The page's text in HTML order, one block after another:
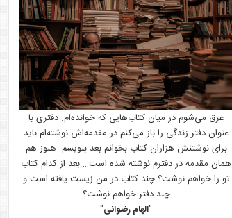
غرق می‌شوم در میان کتاب‌هایی که خوانده‌ام. دفتری با
عنوان دفتر زندگی را باز می‌کنم در مقدمه‌اش نوشته‌ام باید
برای نوشتنش هزاران کتاب بخوانم بعد بنویسم. هنوز هم
همان مقدمه در دفترم نوشته شده است… بعد از کدام کتاب
تو را خواهم نوشت؟ چند کتاب در من زیست یافته است و
چند دفتر خواهم نوشت؟
"الهام رضوانی"